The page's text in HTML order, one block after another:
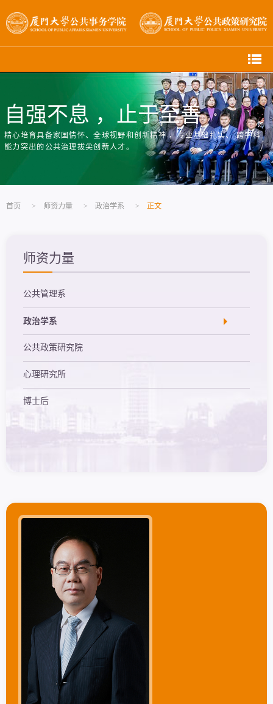
自强不息 ，止于至善
精心培育具备家国情怀、全球视野和创新精神 ，专业基础扎实、 跨学科
能力突出的公共治理拔尖创新人才。
首页 > 师资力量 > 政治学系 > 正文
师资力量
公共管理系
政治学系
公共政策研究院
心理研究所
博士后